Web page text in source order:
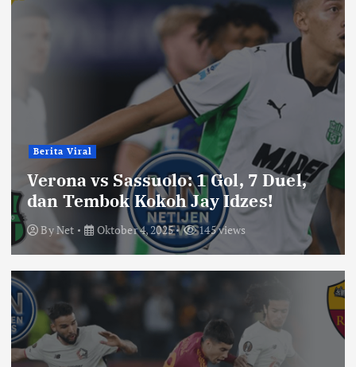
Berita Viral
Verona vs Sassuolo: 1 Gol, 7 Duel,
dan Tembok Kokoh Jay Idzes!
ByNet Oktober 4, 2025 145 views